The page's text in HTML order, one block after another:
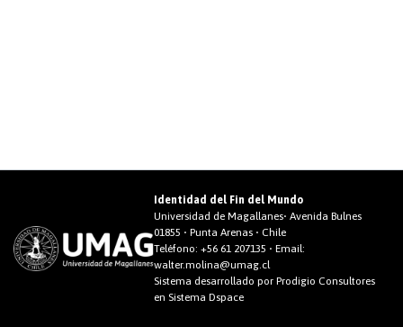
Identidad del Fin del Mundo
Universidad de Magallanes• Avenida Bulnes
01855 • Punta Arenas • Chile
Teléfono:+56 61 207135 • Email:
walter.molina@umag.cl
Sistema desarrollado por Prodigio Consultores
en Sistema Dspace